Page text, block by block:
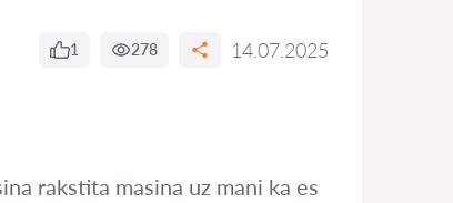
1 278 14.07.2025
rakstita masina uz mani ka es